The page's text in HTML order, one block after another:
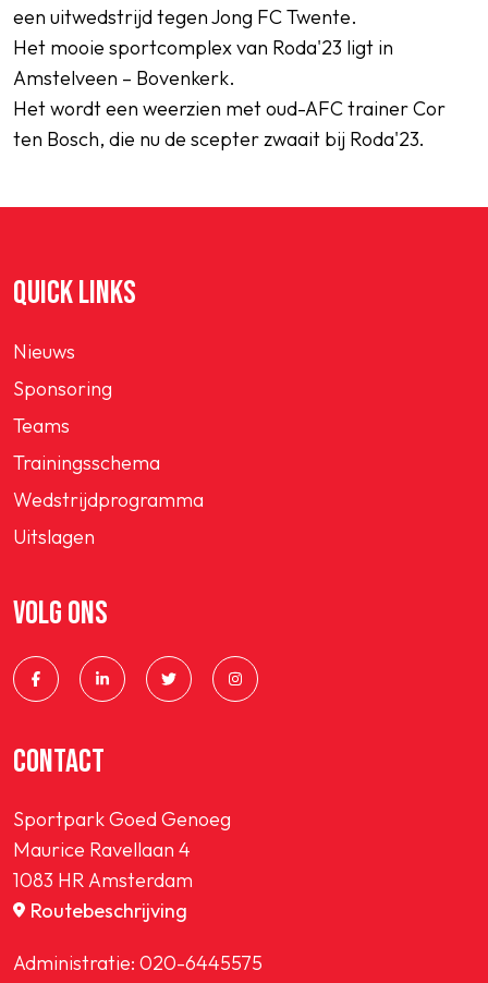
een uitwedstrijd tegen Jong FC Twente.
Het mooie sportcomplex van Roda'23 ligt in
Amstelveen – Bovenkerk.
Het wordt een weerzien met oud-AFC trainer Cor
ten Bosch, die nu de scepter zwaait bij Roda'23.
QUICK LINKS
Nieuws
Sponsoring
Teams
Trainingsschema
Wedstrijdprogramma
Uitslagen
VOLG ONS
CONTACT
Sportpark Goed Genoeg
Maurice Ravellaan 4
1083 HR Amsterdam
Routebeschrijving
Administratie: 020-6445575